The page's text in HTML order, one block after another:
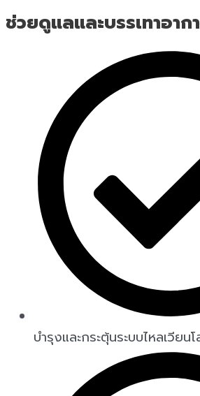
ช่วยดูแลและบรรเทาอาก
บำรุงและกระตุ้นระบบไหลเวีย